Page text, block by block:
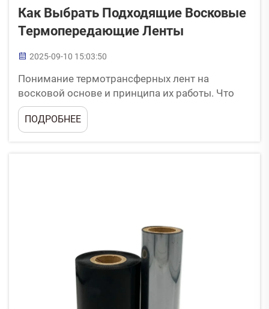
Как Выбрать Подходящие Восковые
Термопередающие Ленты
2025-09-10 15:03:50
Понимание термотрансферных лент на
восковой основе и принципа их работы. Что
такое термотрансферные ленты на восковой
основе? Термотрансферные ленты,
изготовленные из воска, как правило, имеют
ПОДРОБНЕЕ